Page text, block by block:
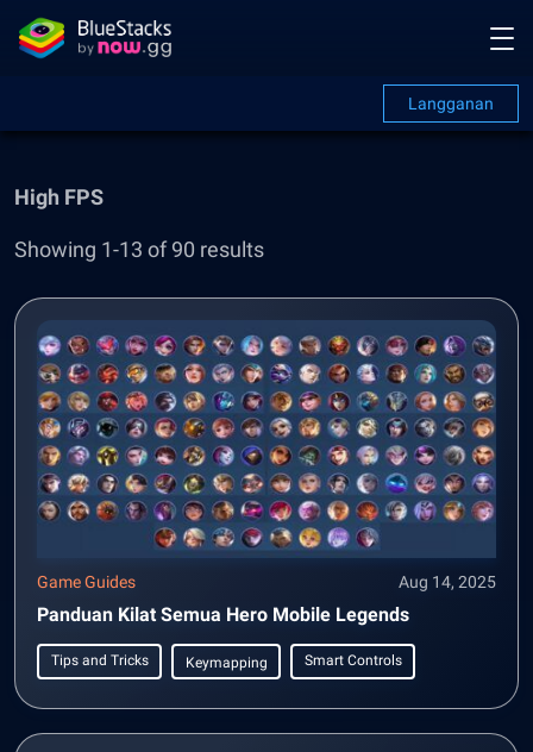
Langganan
High FPS
Showing 1-13 of 90 results
Game Guides Aug 14, 2025
Panduan Kilat Semua Hero Mobile Legends
Tips and Tricks Keymapping Smart Controls